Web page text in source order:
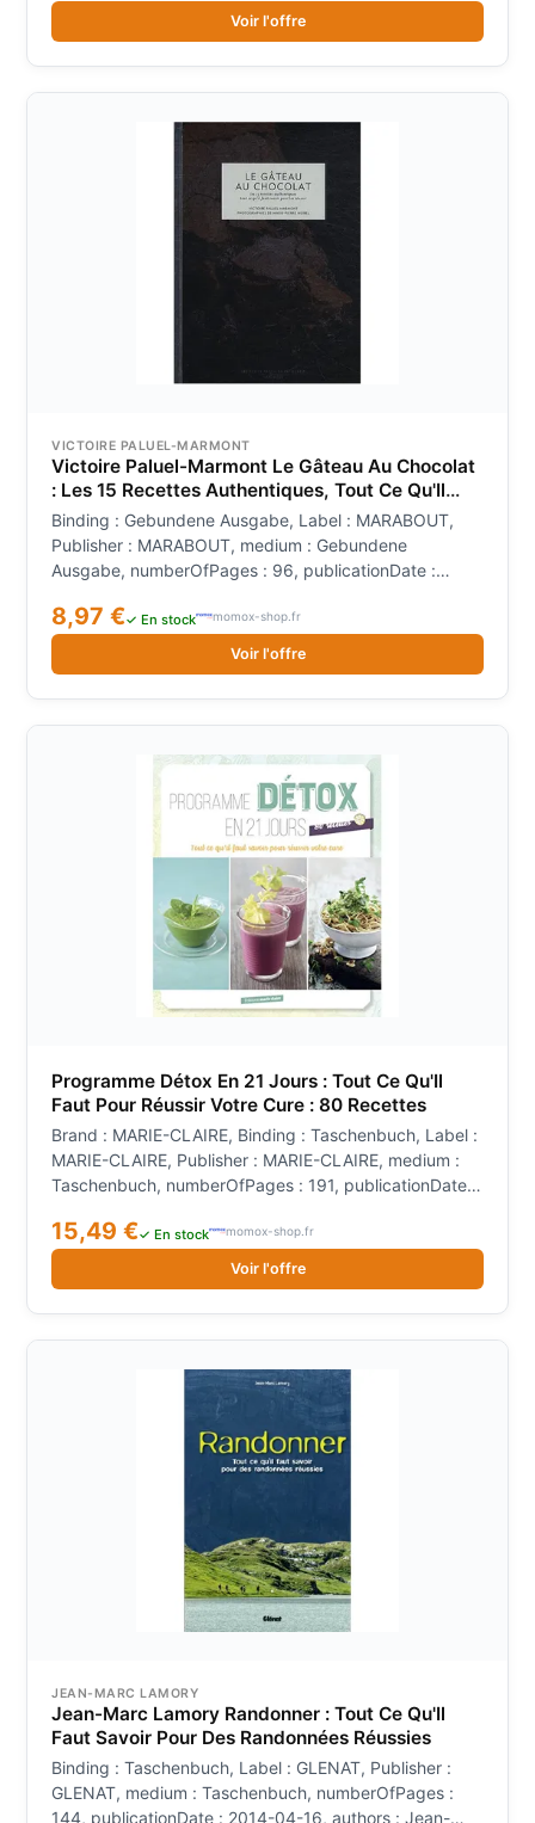
Voir l'offre
VICTOIRE PALUEL-MARMONT
Victoire Paluel-Marmont Le Gâteau Au Chocolat
: Les 15 Recettes Authentiques, Tout Ce Qu'Il
Faut Savoir Pour Les Réussir
Binding : Gebundene Ausgabe, Label : MARABOUT,
Publisher : MARABOUT, medium : Gebundene
Ausgabe, numberOfPages : 96, publicationDate :
languages : french, ISBN : 2501058585
8,97 €✓ En stock momox-shop.fr
Voir l'offre
Programme Détox En 21 Jours : Tout Ce Qu'Il
Faut Pour Réussir Votre Cure : 80 Recettes
Brand : MARIE-CLAIRE, Binding : Taschenbuch, Label :
MARIE-CLAIRE, Publisher : MARIE-CLAIRE, medium :
Taschenbuch, numberOfPages : 191, publicationDate :
15,49 €✓ En stock momox-shop.fr
Voir l'offre
JEAN-MARC LAMORY
Jean-Marc Lamory Randonner : Tout Ce Qu'Il
Faut Savoir Pour Des Randonnées Réussies
Binding : Taschenbuch, Label : GLENAT, Publisher :
GLENAT, medium : Taschenbuch, numberOfPages :
144, publicationDate : 2014-04-16, authors : Jean-